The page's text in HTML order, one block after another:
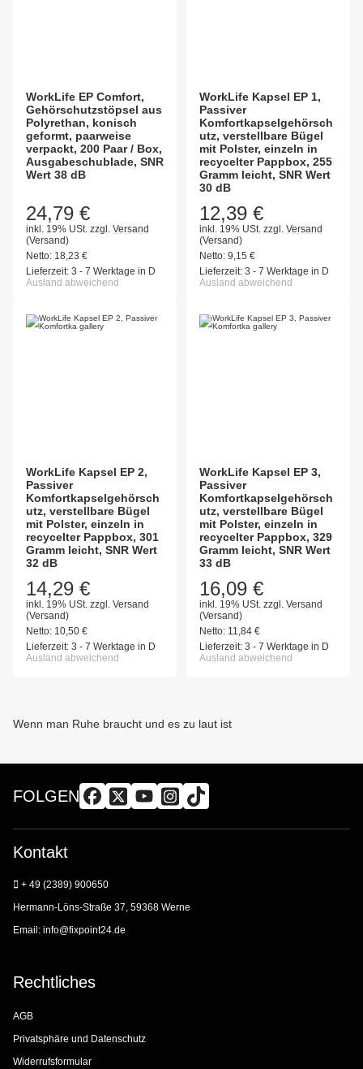
WorkLife EP Comfort,
Gehörschutzstöpsel aus
Polyrethan, konisch
geformt, paarweise
verpackt, 200 Paar / Box,
Ausgabeschublade, SNR
Wert 38 dB
24,79 €
inkl. 19% USt. zzgl. Versand
(Versand)
Netto: 18,23 €
Lieferzeit: 3 - 7 Werktage in D
Ausland abweichend
WorkLife Kapsel EP 1,
Passiver
Komfortkapselgehörsch
utz, verstellbare Bügel
mit Polster, einzeln in
recycelter Pappbox, 255
Gramm leicht, SNR Wert
30 dB
12,39 €
inkl. 19% USt. zzgl. Versand
(Versand)
Netto: 9,15 €
Lieferzeit: 3 - 7 Werktage in D
Ausland abweichend
WorkLife Kapsel EP 2,
Passiver
Komfortkapselgehörsch
utz, verstellbare Bügel
mit Polster, einzeln in
recycelter Pappbox, 301
Gramm leicht, SNR Wert
32 dB
14,29 €
inkl. 19% USt. zzgl. Versand
(Versand)
Netto: 10,50 €
Lieferzeit: 3 - 7 Werktage in D
Ausland abweichend
WorkLife Kapsel EP 3,
Passiver
Komfortkapselgehörsch
utz, verstellbare Bügel
mit Polster, einzeln in
recycelter Pappbox, 329
Gramm leicht, SNR Wert
33 dB
16,09 €
inkl. 19% USt. zzgl. Versand
(Versand)
Netto: 11,84 €
Lieferzeit: 3 - 7 Werktage in D
Ausland abweichend
Wenn man Ruhe braucht und es zu laut ist
FOLGEN
Kontakt
+ 49 (2389) 900650
Hermann-Löns-Straße 37, 59368 Werne
Email: info@fixpoint24.de
Rechtliches
AGB
Privatsphäre und Datenschutz
Widerrufsformular